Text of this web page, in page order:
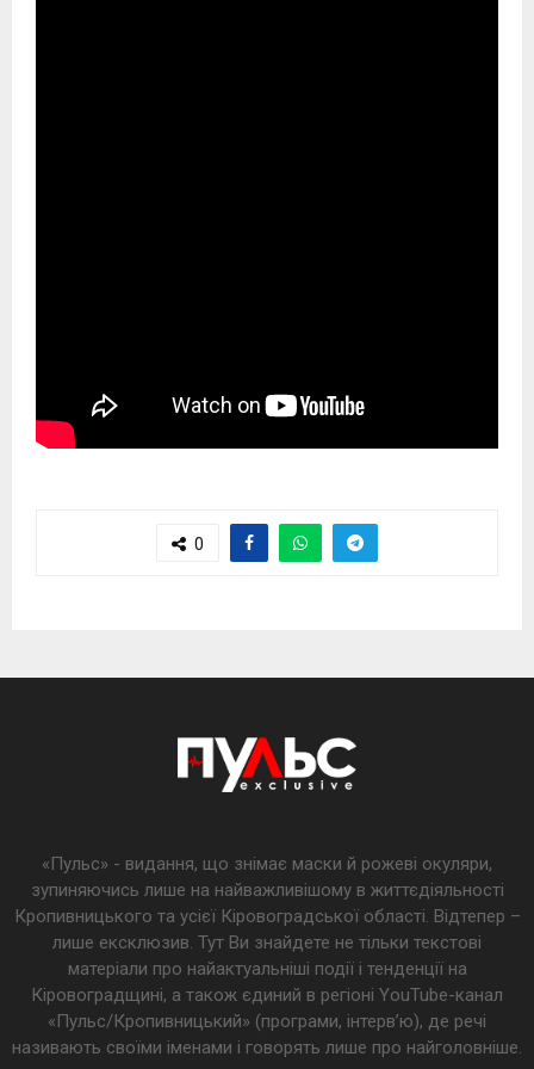
0
«Пульс» - видання, що знімає маски й рожеві окуляри,
зупиняючись лише на найважливішому в життєдіяльності
Кропивницького та усієї Кіровоградської області. Відтепер –
лише ексклюзив. Тут Ви знайдете не тільки текстові
матеріали про найактуальніші події і тенденції на
Кіровоградщині, а також єдиний в регіоні YouTube-канал
«Пульс/Кропивницький» (програми, інтерв’ю), де речі
називають своїми іменами і говорять лише про найголовніше.